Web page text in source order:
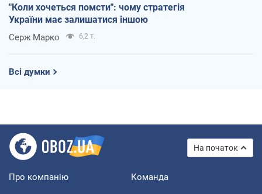
"Коли хочеться помсти": чому стратегія
України має залишатися іншою
Серж Марко 6,2 т.
Всі думки
На початок
Про компанію Команда